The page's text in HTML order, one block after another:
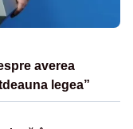
averea
legea”